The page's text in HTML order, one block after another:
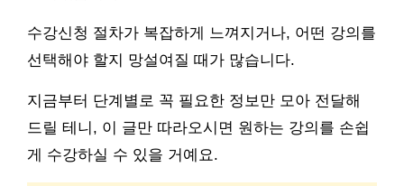
수강신청 절차가 복잡하게 느껴지거나, 어떤 강의를
선택해야 할지 망설여질 때가 많습니다.
지금부터 단계별로 꼭 필요한 정보만 모아 전달해
드릴 테니, 이 글만 따라오시면 원하는 강의를 손쉽
게 수강하실 수 있을 거예요.